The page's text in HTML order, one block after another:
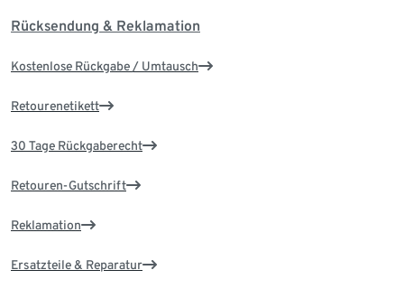
Rücksendung & Reklamation
Kostenlose Rückgabe / Umtausch
Retourenetikett
30 Tage Rückgaberecht
Retouren-Gutschrift
Reklamation
Ersatzteile & Reparatur